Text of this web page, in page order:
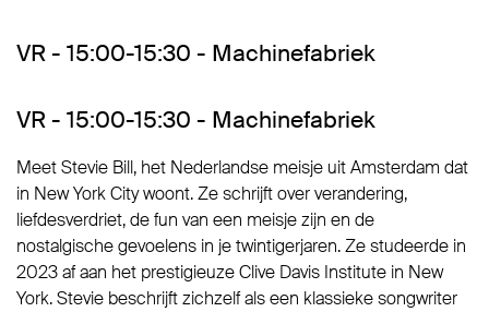
VR - 15:00-15:30 - Machinefabriek
VR - 15:00-15:30 - Machinefabriek
Meet Stevie Bill, het Nederlandse meisje uit Amsterdam dat
in New York City woont. Ze schrijft over verandering,
liefdesverdriet, de fun van een meisje zijn en de
nostalgische gevoelens in je twintigerjaren. Ze studeerde in
2023 af aan het prestigieuze Clive Davis Institute in New
York. Stevie beschrijft zichzelf als een klassieke songwriter